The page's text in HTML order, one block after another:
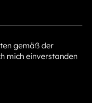
gemäß der
mich einverstanden